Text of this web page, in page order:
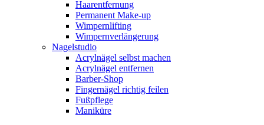
Haarentfernung
Permanent Make-up
Wimpernlifting
Wimpernverlängerung
Nagelstudio
Acrylnägel selbst machen
Acrylnägel entfernen
Barber-Shop
Fingernägel richtig feilen
Fußpflege
Maniküre